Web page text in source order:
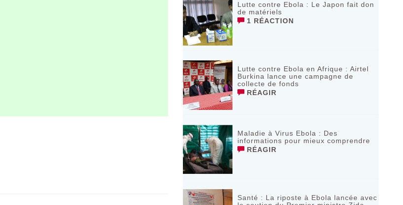
Lutte contre Ebola : Le Japon fait don
de matériels
1 RÉACTION
Lutte contre Ebola en Afrique : Airtel
Burkina lance une campagne de
collecte de fonds
RÉAGIR
Maladie à Virus Ebola : Des
informations pour mieux comprendre
RÉAGIR
Santé : La riposte à Ebola lancée avec